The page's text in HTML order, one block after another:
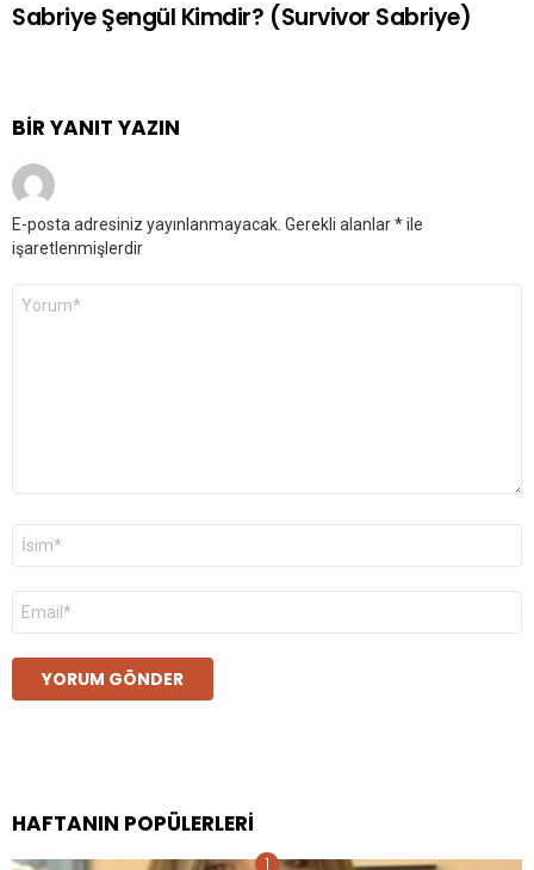
Sabriye Şengül Kimdir? (Survivor Sabriye)
BIR YANIT YAZIN
E-posta adresiniz yayınlanmayacak. Gerekli alanlar*ile
işaretlenmişlerdir
Yorum
Ad
E-
posta
*
HAFTANIN POPÜLERLERI